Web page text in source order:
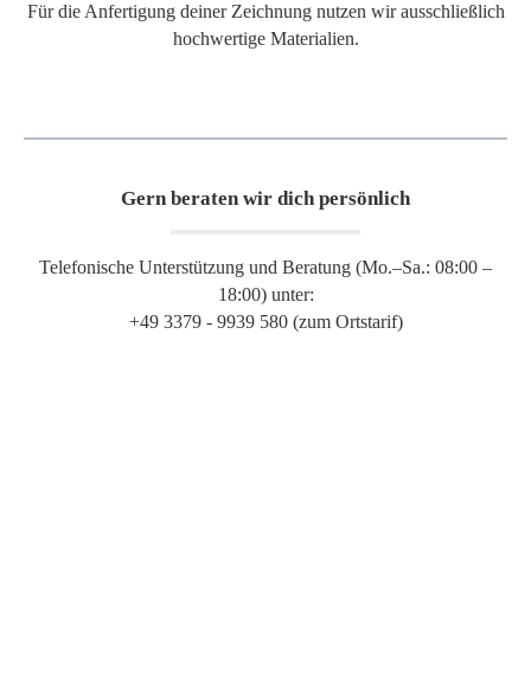
Für die Anfertigung deiner Zeichnung nutzen wir ausschließlich
hochwertige Materialien.
Gern beraten wir dich persönlich
Telefonische Unterstützung und Beratung (Mo.–Sa.: 08:00 –
18:00) unter:
+49 3379 - 9939 580 (zum Ortstarif)